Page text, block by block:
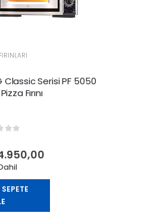
Classic Serisi PF 5050
Fırını
SEPETE